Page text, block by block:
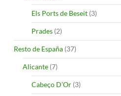
Els Ports de Beseit (3)
Prades (2)
Resto de España (37)
Alicante (7)
Cabeço D’Or (3)